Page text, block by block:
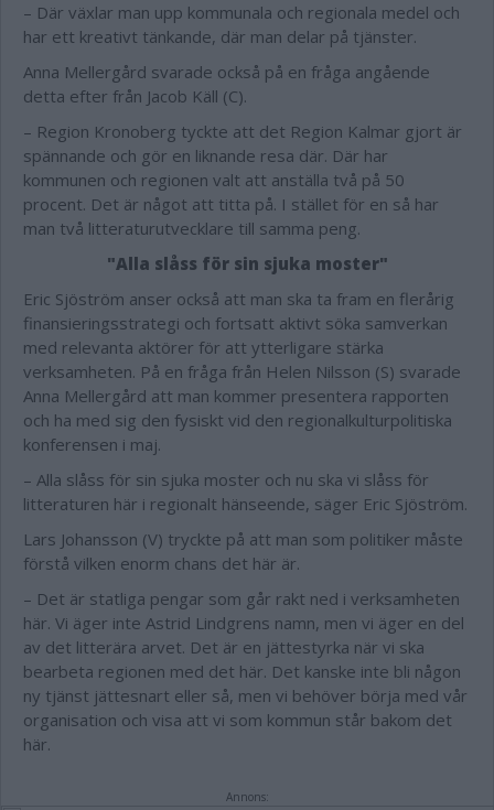
– Där växlar man upp kommunala och regionala medel och
har ett kreativt tänkande, där man delar på tjänster.
Anna Mellergård svarade också på en fråga angående
detta efter från Jacob Käll (C).
– Region Kronoberg tyckte att det Region Kalmar gjort är
spännande och gör en liknande resa där. Där har
kommunen och regionen valt att anställa två på 50
procent. Det är något att titta på. I stället för en så har
man två litteraturutvecklare till samma peng.
"Alla slåss för sin sjuka moster"
Eric Sjöström anser också att man ska ta fram en flerårig
finansieringsstrategi och fortsatt aktivt söka samverkan
med relevanta aktörer för att ytterligare stärka
verksamheten. På en fråga från Helen Nilsson (S) svarade
Anna Mellergård att man kommer presentera rapporten
och ha med sig den fysiskt vid den regionalkulturpolitiska
konferensen i maj.
– Alla slåss för sin sjuka moster och nu ska vi slåss för
litteraturen här i regionalt hänseende, säger Eric Sjöström.
Lars Johansson (V) tryckte på att man som politiker måste
förstå vilken enorm chans det här är.
– Det är statliga pengar som går rakt ned i verksamheten
här. Vi äger inte Astrid Lindgrens namn, men vi äger en del
av det litterära arvet. Det är en jättestyrka när vi ska
bearbeta regionen med det här. Det kanske inte bli någon
ny tjänst jättesnart eller så, men vi behöver börja med vår
organisation och visa att vi som kommun står bakom det
här.
Annons: